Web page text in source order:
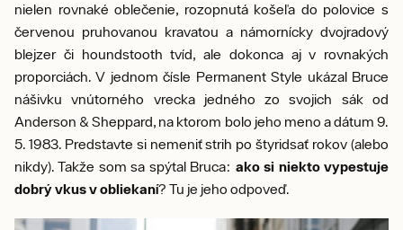
nielen rovnaké oblečenie, rozopnutá košeľa do polovice s
červenou pruhovanou kravatou a námornícky dvojradový
blejzer či houndstooth tvíd, ale dokonca aj v rovnakých
proporciách. V jednom čísle Permanent Style ukázal Bruce
nášivku vnútorného vrecka jedného zo svojich sák od
Anderson & Sheppard, na ktorom bolo jeho meno a dátum 9.
5. 1983. Predstavte si nemeniť strih po štyridsať rokov (alebo
nikdy). Takže som sa spýtal Bruca: ako si niekto vypestuje
dobrý vkus v obliekaní? Tu je jeho odpoveď.